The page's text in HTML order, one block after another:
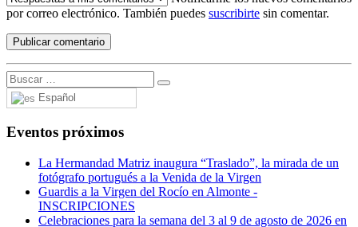
por correo electrónico. También puedes suscribirte sin comentar.
Español
Eventos próximos
La Hermandad Matriz inaugura “Traslado”, la mirada de un
fotógrafo portugués a la Venida de la Virgen
Guardis a la Virgen del Rocío en Almonte -
INSCRIPCIONES
Celebraciones para la semana del 3 al 9 de agosto de 2026 en